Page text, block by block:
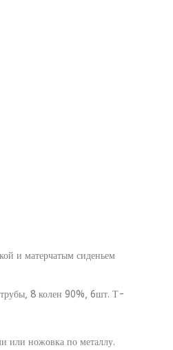
и матерчатым сиденьем
трубы, 8 колен 90%, 6шт. Т-
или ножовка по металлу.